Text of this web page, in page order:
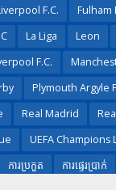
F.C.
Fulham
La Liga Leon
F.C.
Plymouth Argyle
Real Madrid
UEFA Champions
ការប្រកួត ការផ្ទេរប្រាក់